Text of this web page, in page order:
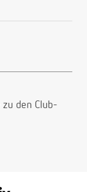
zu den Club-